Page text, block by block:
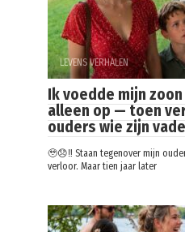
LEVENS VERHALEN
Ik voedde mijn
alleen op — toen
ouders wie zijn
🥹😞‼️ Staan tegenover mijn
verloor. Maar tien jaar later